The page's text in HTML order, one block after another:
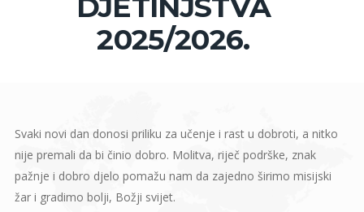
2025/2026.
Svaki novi dan donosi priliku za učenje i rast u dobroti, a nitko
nije premali da bi činio dobro. Molitva, riječ podrške, znak
pažnje i dobro djelo pomažu nam da zajedno širimo misijski
žar i gradimo bolji, Božji svijet.